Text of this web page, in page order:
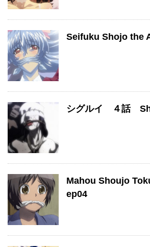
Seifuku Shojo the
シグルイ ４話
Mahou Shoujo
ep04